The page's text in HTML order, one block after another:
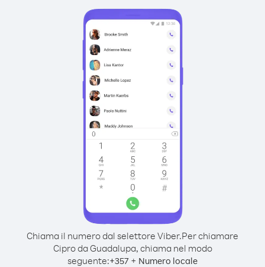
Chiama il numero dal selettore Viber.Per chiamare
Cipro da Guadalupa, chiama nel modo
seguente:+357 + Numero locale